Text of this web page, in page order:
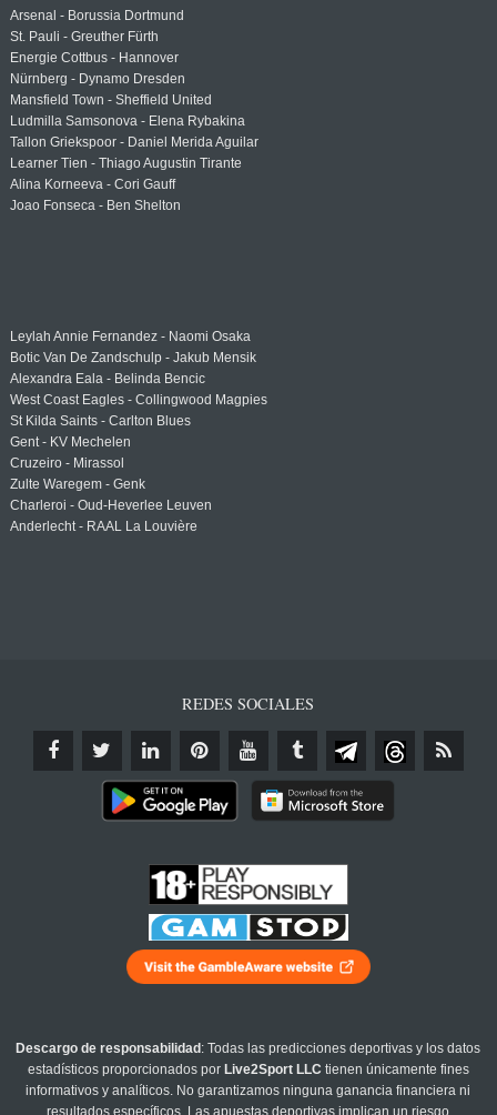
Arsenal - Borussia Dortmund
St. Pauli - Greuther Fürth
Energie Cottbus - Hannover
Nürnberg - Dynamo Dresden
Mansfield Town - Sheffield United
Ludmilla Samsonova - Elena Rybakina
Tallon Griekspoor - Daniel Merida Aguilar
Learner Tien - Thiago Augustin Tirante
Alina Korneeva - Cori Gauff
Joao Fonseca - Ben Shelton
Leylah Annie Fernandez - Naomi Osaka
Botic Van De Zandschulp - Jakub Mensik
Alexandra Eala - Belinda Bencic
West Coast Eagles - Collingwood Magpies
St Kilda Saints - Carlton Blues
Gent - KV Mechelen
Cruzeiro - Mirassol
Zulte Waregem - Genk
Charleroi - Oud-Heverlee Leuven
Anderlecht - RAAL La Louvière
REDES SOCIALES
Descargo de responsabilidad : Todas las predicciones deportivas y los datos
estadísticos proporcionados por Live2Sport LLC tienen únicamente fines
informativos y analíticos. No garantizamos ninguna ganancia financiera ni